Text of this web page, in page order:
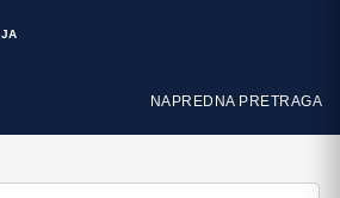
NAPREDNA PRETRAGA